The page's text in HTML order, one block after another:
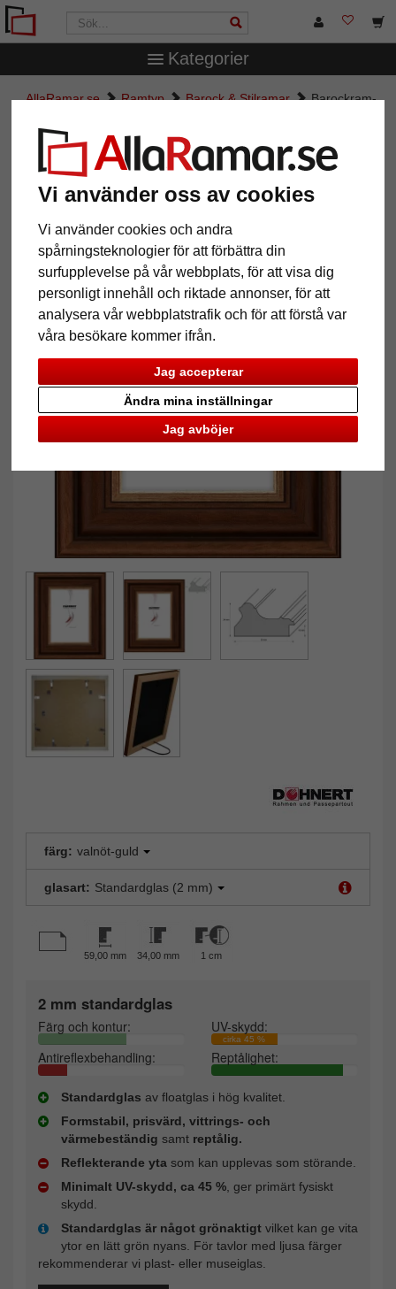
Vi använder oss av cookies
Vi använder cookies och andra
spårningsteknologier för att förbättra din
surfupplevelse på vår webbplats, för att visa dig
personligt innehåll och riktade annonser, för att
analysera vår webbplatstrafik och för att förstå var
våra besökare kommer ifrån.
Jag accepterar
Jag avböjer
Ändra mina inställningar
Kategorier
AllaRamar.se Ramtyp Barock & Stilramar
Barockram-
Barockram- måttbeställd
Southgate
Tillbaka
färg: valnöt-guld
glasart: Standardglas (2 mm)
59,00 mm 34,00 mm 1 cm
2 mm standardglas
Färg och kontur: UV-skydd:
cirka 45 %
Antireflexbehandling: Reptålighet:
Standardglas av floatglas i hög kvalitet.
Formstabil, prisvärd, vittrings- och
värmebeständig samt reptålig.
Reflekterande yta som kan upplevas som störande.
Minimalt UV-skydd, ca 45 % , ger primärt fysiskt
skydd.
Standardglas är något grönaktigt vilket kan ge vita
ytor en lätt grön nyans. För tavlor med ljusa färger
rekommenderar vi plast- eller museiglas.